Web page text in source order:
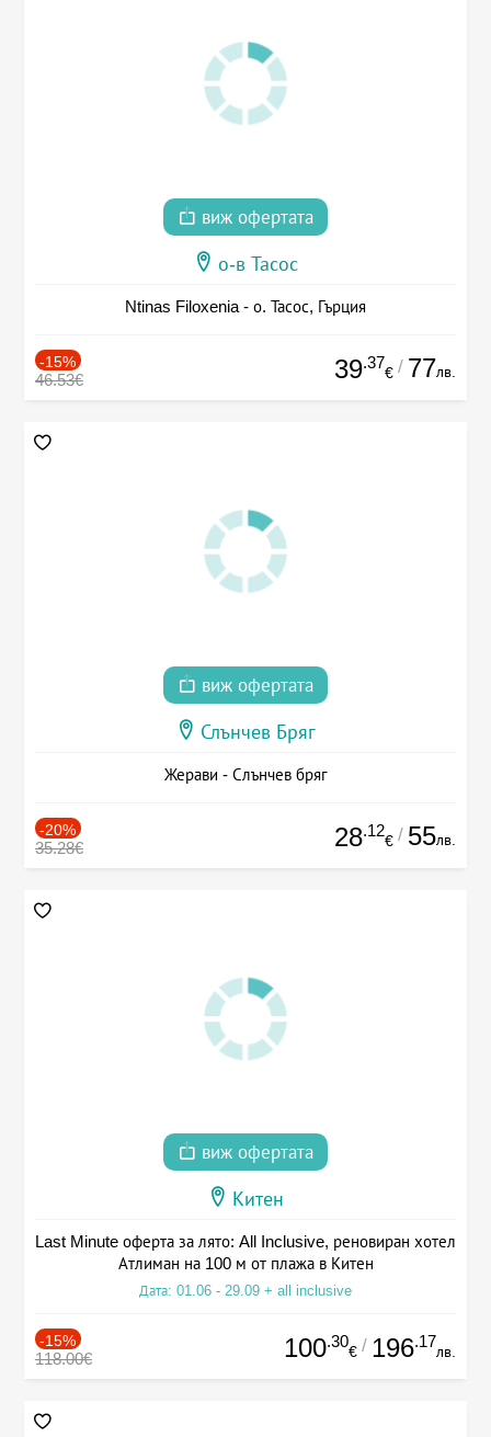
виж офертата
о-в Тасос
Ntinas Filoxenia - о. Тасос, Гърция
-15%
46.53€ 39.37
€ / 77лв.
виж офертата
Слънчев Бряг
Жерави - Слънчев бряг
-20%
35.28€ 28.12
€ / 55лв.
виж офертата
Китен
Last Minute оферта за лято: All Inclusive, реновиран хотел
Атлиман на 100 м от плажа в Китен
Дата: 01.06 - 29.09 + all inclusive
-15%
118.00€ 100.30
€ / 196.17
лв.